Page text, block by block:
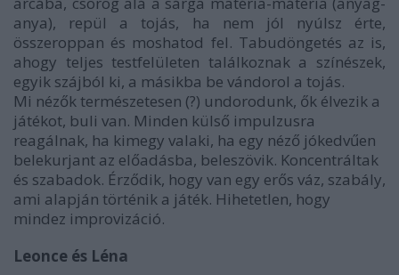
anya), repül a tojás, ha nem jól nyúlsz érte,
összeroppan és moshatod fel. Tabudöngetés az is,
ahogy teljes testfelületen találkoznak a színészek,
egyik szájból ki, a másikba be vándorol a tojás.
Mi nézők természetesen (?) undorodunk, ők élvezik a
játékot, buli van. Minden külső impulzusra
reagálnak, ha kimegy valaki, ha egy néző jókedvűen
belekurjant az előadásba, beleszövik. Koncentráltak
és szabadok. Érződik, hogy van egy erős váz, szabály,
ami alapján történik a játék. Hihetetlen, hogy
mindez improvizáció.
Leonce és Léna